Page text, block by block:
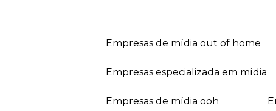
empresas de mídia out of home
empresas especializada em mídia
empresas de mídia ooh